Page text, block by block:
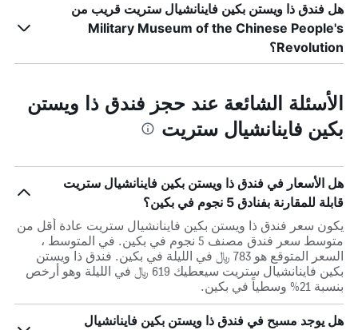
هل فندق ذا ويستن بكين فاينانشيال ستريت قريب من
Military Museum of the Chinese People's
Revolution؟
الأسئلة الشائعة عند حجز فندق ذا ويستن
بكين فاينانشيال ستريت
هل الأسعار في فندق ذا ويستن بكين فاينانشيال ستريت
قابلة للمقارنة بفنادق 5 نجوم في بكين؟
يكون سعر فندق ذا ويستن بكين فاينانشيال ستريت عادة أقل من
متوسط ​​سعر فندق مصنف 5 نجوم في بكين. في المتوسط ،
السعر المتوقع هو 783 ﷼ في الليلة في بكين. فندق ذا ويستن
بكين فاينانشيال ستريت سيعطيك 619 ﷼ في الليلة وهو أرخص
بنسبة 21% وسطياً في بكين.
هل يوجد مسبح في فندق ذا ويستن بكين فاينانشيال